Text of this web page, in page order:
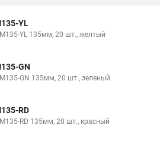
YL
YL 135мм, 20 шт., желтый
GN
GN 135мм, 20 шт., зеленый
RD
RD 135мм, 20 шт., красный